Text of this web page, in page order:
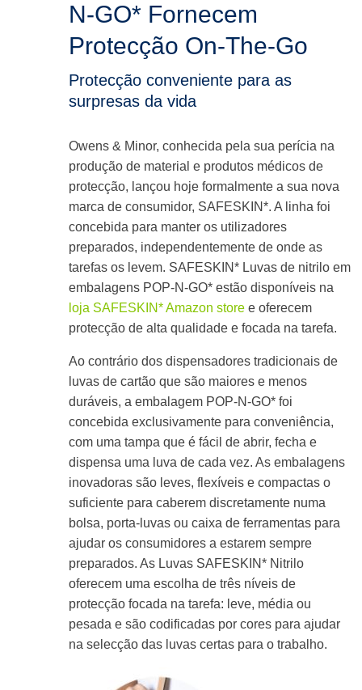
N-GO* Fornecem
Protecção On-The-Go
Protecção conveniente para as
surpresas da vida
Owens & Minor, conhecida pela sua perícia na
produção de material e produtos médicos de
protecção, lançou hoje formalmente a sua nova
marca de consumidor, SAFESKIN*. A linha foi
concebida para manter os utilizadores
preparados, independentemente de onde as
tarefas os levem. SAFESKIN* Luvas de nitrilo em
embalagens POP-N-GO* estão disponíveis na
loja SAFESKIN* Amazon store e oferecem
protecção de alta qualidade e focada na tarefa.
Ao contrário dos dispensadores tradicionais de
luvas de cartão que são maiores e menos
duráveis, a embalagem POP-N-GO* foi
concebida exclusivamente para conveniência,
com uma tampa que é fácil de abrir, fecha e
dispensa uma luva de cada vez. As embalagens
inovadoras são leves, flexíveis e compactas o
suficiente para caberem discretamente numa
bolsa, porta-luvas ou caixa de ferramentas para
ajudar os consumidores a estarem sempre
preparados. As Luvas SAFESKIN* Nitrilo
oferecem uma escolha de três níveis de
protecção focada na tarefa: leve, média ou
pesada e são codificadas por cores para ajudar
na selecção das luvas certas para o trabalho.